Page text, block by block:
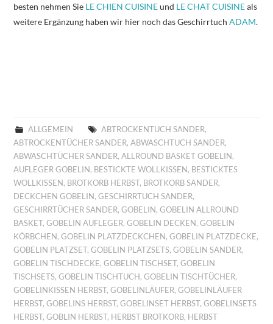
besten nehmen Sie LE CHIEN CUISINEund LE CHAT CUISINEals
weitere Ergänzung haben wir hier noch das GeschirrtuchADAM.
ALLGEMEIN ABTROCKENTUCH SANDER,
ABTROCKENTÜCHER SANDER,ABWASCHTUCH SANDER,
ABWASCHTÜCHER SANDER,ALLROUND BASKET GOBELIN ,
AUFLEGER GOBELIN , BESTICKTE WOLLKISSEN , BESTICKTES
WOLLKISSEN , BROTKORB HERBST, BROTKORB SANDER,
DECKCHEN GOBELIN ,GESCHIRRTUCH SANDER,
GESCHIRRTÜCHER SANDER,GOBELIN ,GOBELIN ALLROUND
BASKET,GOBELIN AUFLEGER,GOBELIN DECKEN ,GOBELIN
KÖRBCHEN ,GOBELIN PLATZDECKCHEN ,GOBELIN PLATZDECKE,
GOBELIN PLATZSET,GOBELIN PLATZSETS,GOBELIN SANDER,
GOBELIN TISCHDECKE,GOBELIN TISCHSET,GOBELIN
TISCHSETS,GOBELIN TISCHTUCH ,GOBELIN TISCHTÜCHER,
GOBELINKISSEN HERBST,GOBELINLÄUFER,GOBELINLÄUFER
HERBST,GOBELINS HERBST,GOBELINSET HERBST,GOBELINSETS
HERBST,GOBLIN HERBST, HERBST BROTKORB, HERBST